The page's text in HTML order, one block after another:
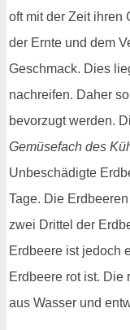
oft mit der Zeit ihren
der Ernte und dem
Geschmack. Dies
nachreifen. Daher
bevorzugt werden.
Gemüsefach des
Unbeschädigte
Tage. Die
zwei Drittel der
Erdbeere ist jedoch
Erdbeere rot ist. Die
aus Wasser und